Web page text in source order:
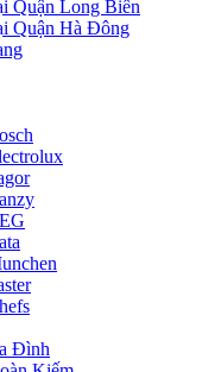
Quận Long Biên
Quận Hà Đông
Đình